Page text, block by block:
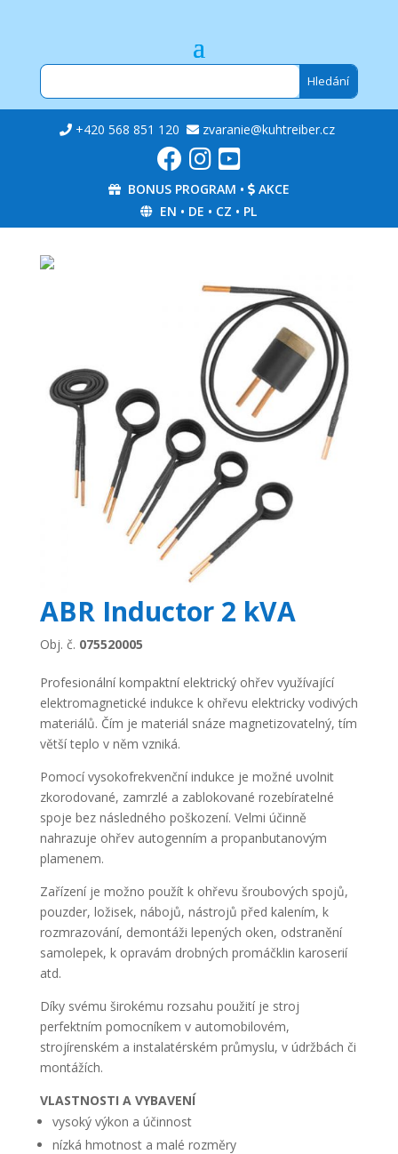
+420 568 851 120 zvaranie@kuhtreiber.cz
BONUS PROGRAM •
AKCE
EN • DE • CZ • PL
ABR Inductor 2 kVA
Obj. č. 075520005
Profesionální kompaktní elektrický ohřev využívající
elektromagnetické indukce k ohřevu elektricky vodivých
materiálů. Čím je materiál snáze magnetizovatelný, tím
větší teplo v něm vzniká.
Pomocí vysokofrekvenční indukce je možné uvolnit
zkorodované, zamrzlé a zablokované rozebíratelné
spoje bez následného poškození. Velmi účinně
nahrazuje ohřev autogenním a propanbutanovým
plamenem.
Zařízení je možno použít k ohřevu šroubových spojů,
pouzder, ložisek, nábojů, nástrojů před kalením, k
rozmrazování, demontáži lepených oken, odstranění
samolepek, k opravám drobných promáčklin karoserií
atd.
Díky svému širokému rozsahu použití je stroj
perfektním pomocníkem v automobilovém,
strojírenském a instalatérském průmyslu, v údržbách či
montážích.
VLASTNOSTI A VYBAVENÍ
vysoký výkon a účinnost
nízká hmotnost a malé rozměry